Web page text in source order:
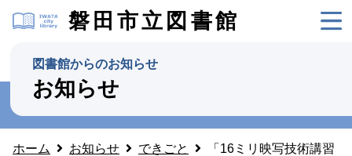
磐田市立図書館
図書館からのお知らせ
お知らせ
ホーム お知らせ できごと
「16ミリ映写技術講習